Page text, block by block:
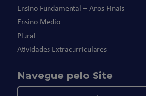
Ensino Fundamental – Anos Finais
Ensino Médio
Plural
Atividades Extracurriculares
Navegue pelo Site